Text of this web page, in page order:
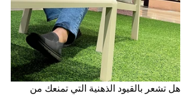
هل تشعر بالقيود الذهنية التي تمنعك من